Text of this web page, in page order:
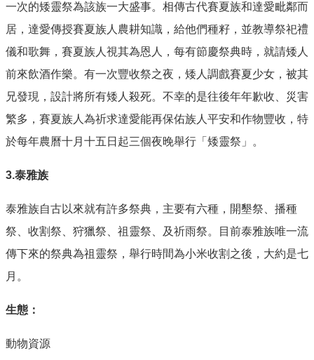
一次的矮靈祭為該族一大盛事。相傳古代賽夏族和達愛毗鄰而
居，達愛傳授賽夏族人農耕知識，給他們種籽，並教導祭祀禮
儀和歌舞，賽夏族人視其為恩人，每有節慶祭典時，就請矮人
前來飲酒作樂。有一次豐收祭之夜，矮人調戲賽夏少女，被其
兄發現，設計將所有矮人殺死。不幸的是往後年年歉收、災害
繁多，賽夏族人為祈求達愛能再保佑族人平安和作物豐收，特
於每年農曆十月十五日起三個夜晚舉行「矮靈祭」。
3.泰雅族
泰雅族自古以來就有許多祭典，主要有六種，開墾祭、播種
祭、收割祭、狩獵祭、祖靈祭、及祈雨祭。目前泰雅族唯一流
傳下來的祭典為祖靈祭，舉行時間為小米收割之後，大約是七
月。
生態：
動物資源